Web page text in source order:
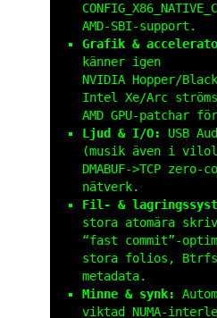
AMD‑SBI‑support.
Grafik &
känner igen
NVIDIA Hopper/
Intel Xe/Arc
AMD GPU‑patchar
Ljud & I/O:
USB
(musik även i
DMABUF‑>TCP
nätverk.
Fil‑ &
stora atomära
“fast
stora folios, Btrfs
metadata.
Minne & synk:
viktad